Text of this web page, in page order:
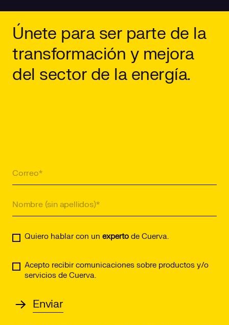
Únete para ser parte de la
transformación y mejora
del sector de la energía.
Quiero hablar con un experto de Cuerva.
Acepto recibir comunicaciones sobre productos y/o
servicios de Cuerva.